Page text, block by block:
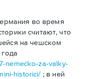
во время
считают, что
на чешском
nemecko-za-valky-
historici/; в ней